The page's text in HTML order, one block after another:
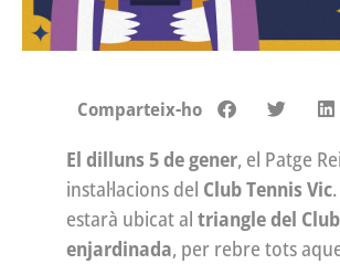
Comparteix-ho
El dilluns 5 de gener, el Patge
instal·lacions del Club Tennis Vic
estarà ubicat al triangle del Club
enjardinada, per rebre tots